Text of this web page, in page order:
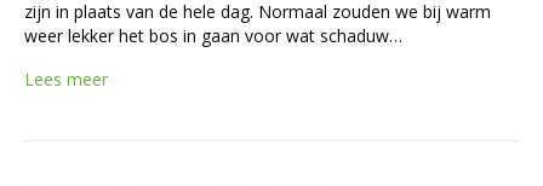
zijn in plaats van de hele dag. Normaal zouden we bij warm
weer lekker het bos in gaan voor wat schaduw…
Lees meer